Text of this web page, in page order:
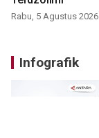
Rabu, 5 Agustus 2026
Infografik